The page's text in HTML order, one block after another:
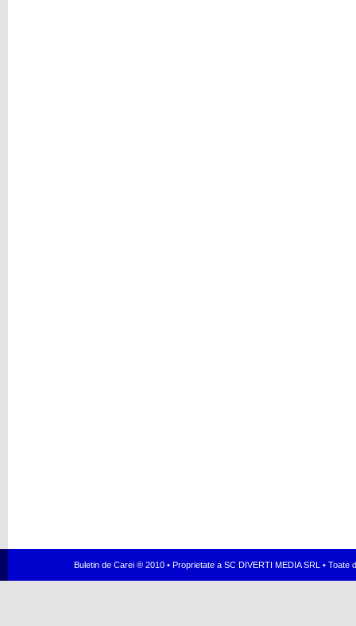
Buletin de Carei ® 2010 • Proprietate a SC DIVERTI MEDIA SRL •